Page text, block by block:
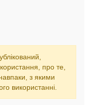
про те,
з якими
використанні.